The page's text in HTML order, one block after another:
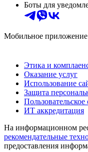
Боты для
Мобильное приложение
Этика и
Оказание услуг
Использование
Защита
ИТ аккредитация
На информационном
рекомендательные
предоставления